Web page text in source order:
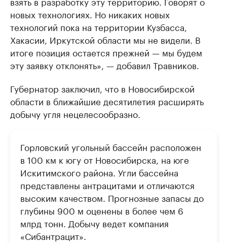
новых технологиях. Но никаких новых
технологий пока на территории Кузбасса,
Хакасии, Иркутской области мы не видели. В
итоге позиция остается прежней — мы будем
эту заявку отклонять», — добавил Травников.
Губернатор заключил, что в Новосибирской
области в ближайшие десятилетия расширять
добычу угля нецелесообразно.
Горловский угольный бассейн расположен
в 100 км к югу от Новосибирска, на юге
Искитимского района. Угли бассейна
представлены антрацитами и отличаются
высоким качеством. Прогнозные запасы до
глубины 900 м оценены в более чем 6
млрд тонн. Добычу ведет компания
«Сибантрацит».